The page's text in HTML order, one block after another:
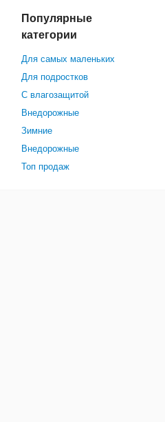
Популярные
категории
Для самых маленьких
Для подростков
С влагозащитой
Внедорожные
Зимние
Внедорожные
Топ продаж